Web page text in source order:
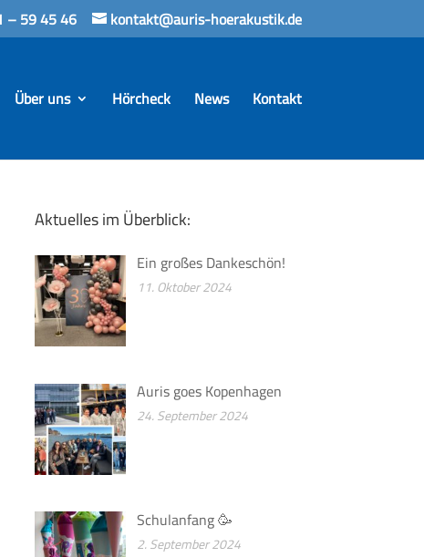
– 59 45 46 kontakt@auris-hoerakustik.de
Über uns Hörcheck News Kontakt
Aktuelles im Überblick:
Ein großes Dankeschön!
11. Oktober 2024
Auris goes Kopenhagen
24. September 2024
Schulanfang 🥳
2. September 2024